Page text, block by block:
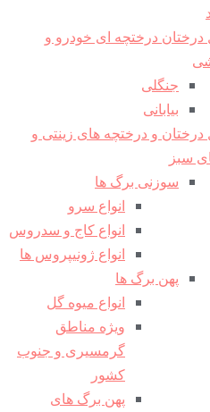
درختان درختچه ای خودرو و
جنگلی
بیابانی
درختان و درختچه های زینتی و
سبز
سوزنی برگ ها
انواع سرو
انواع کاج و سدروس
انواع ژونیپروس ها
پهن برگ ها
انواع میوه گل
ویژه مناطق
گرمسیری و جنوب
کشور
پهن برگ های